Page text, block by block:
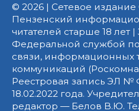
© 2026 | Сетевое
Пензенский
читателей старше 18 лет
Федеральной службой
связи, информационных
коммуникаций
Реестровая запись ЭЛ №
18.02.2022 года.
редактор — Белов В.Ю.